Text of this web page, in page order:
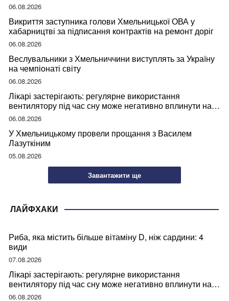
06.08.2026
Викриття заступника голови Хмельницької ОВА у
хабарництві за підписання контрактів на ремонт доріг
06.08.2026
Веслувальники з Хмельниччини виступлять за Україну
на чемпіонаті світу
06.08.2026
Лікарі застерігають: регулярне використання
вентилятору під час сну може негативно вплинути на
ваше здоров’я
06.08.2026
У Хмельницькому провели прощання з Василем
Лазуткіним
05.08.2026
Завантажити ще
ЛАЙФХАКИ
Риба, яка містить більше вітаміну D, ніж сардини: 4
види
07.08.2026
Лікарі застерігають: регулярне використання
вентилятору під час сну може негативно вплинути на
ваше здоров’я
06.08.2026